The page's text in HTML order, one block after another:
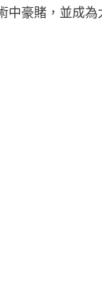
中豪賭，並成為